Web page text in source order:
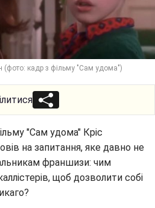
(фото: кадр з фільму "Сам удома")
"Сам удома" Кріс
на запитання, яке давно не
франшизи: чим
щоб дозволити собі